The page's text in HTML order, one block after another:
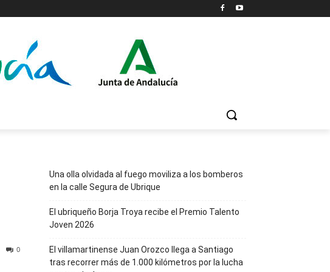
0
Una olla olvidada al fuego moviliza a los bomberos
en la calle Segura de Ubrique
El ubriqueño Borja Troya recibe el Premio Talento
Joven 2026
El villamartinense Juan Orozco llega a Santiago
tras recorrer más de 1.000 kilómetros por la lucha